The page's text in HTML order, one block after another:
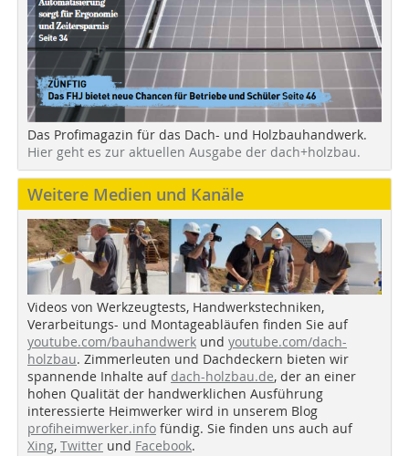
Das Profimagazin für das Dach- und Holzbauhandwerk.
Hier geht es zur aktuellen Ausgabe der dach+holzbau.
Weitere Medien und Kanäle
Videos von Werkzeugtests, Handwerkstechniken,
Verarbeitungs- und Montageabläufen finden Sie auf
youtube.com/bauhandwerk und youtube.com/dach-
holzbau. Zimmerleuten und Dachdeckern bieten wir
spannende Inhalte auf dach-holzbau.de, der an einer
hohen Qualität der handwerklichen Ausführung
interessierte Heimwerker wird in unserem Blog
profiheimwerker.info fündig. Sie finden uns auch auf
Xing, Twitter und Facebook.